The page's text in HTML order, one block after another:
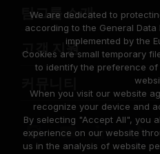
팀그룹 소개
고객 지원
We are dedicated to
according to the General Data
implemented by the
Cookies are small temporary
to identify the preference
When you visit our website
recognize your device and
By selecting "Accept All", you
experience on our website
us in the analysis of website